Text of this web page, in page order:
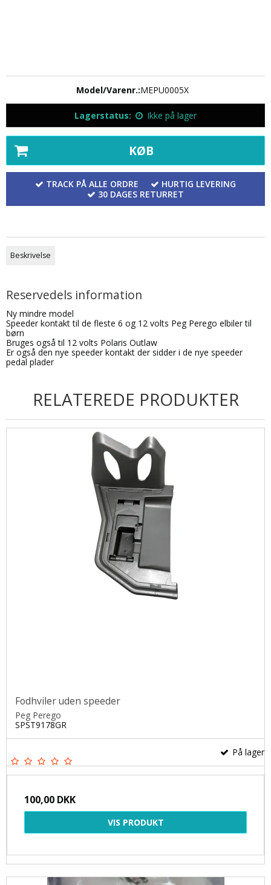
Model/Varenr.:MEPU0005X
Lagerstatus: Ikke på lager
KØB
TRACK PÅ ALLE ORDRE
HURTIG LEVERING
30 DAGES RETURRET
Beskrivelse
Reservedels information
Ny mindre model
Speeder kontakt til de fleste 6 og 12 volts Peg Perego elbiler til
børn
Bruges også til 12 volts Polaris Outlaw
Er også den nye speeder kontakt der sidder i de nye speeder
pedal plader
RELATEREDE PRODUKTER
Fodhviler uden speeder
Peg Perego
SPST9178GR
På lager
100,00 DKK
VIS PRODUKT